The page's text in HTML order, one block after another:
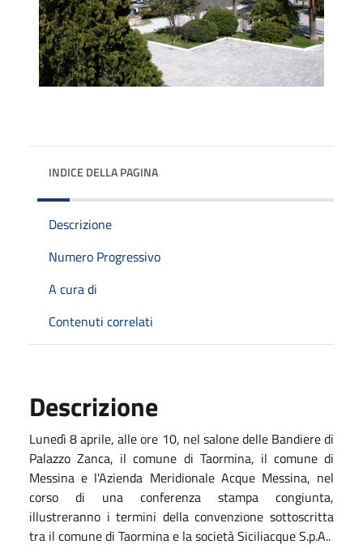
INDICE DELLA PAGINA
Descrizione
Numero Progressivo
A cura di
Contenuti correlati
Descrizione
Lunedì 8 aprile, alle ore 10, nel salone delle Bandiere di
Palazzo Zanca, il comune di Taormina, il comune di
Messina e l'Azienda Meridionale Acque Messina, nel
corso di una conferenza stampa congiunta,
illustreranno i termini della convenzione sottoscritta
tra il comune di Taormina e la società Siciliacque S.p.A..